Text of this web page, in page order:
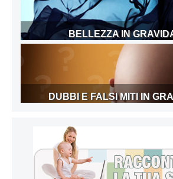
BELLEZZA IN
DUBBI E FALSI MITI IN